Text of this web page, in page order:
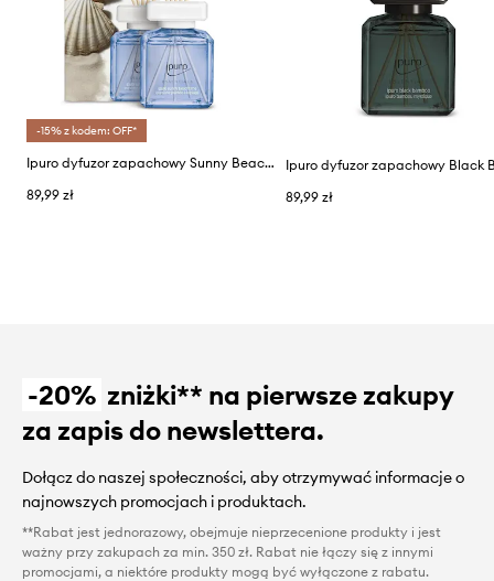
-15% z kodem: OFF*
Ipuro dyfuzor zapachowy Sunny Beachtime 200 ml
89,99 zł
89,99 zł
-20% zniżki** na pierwsze zakupy
za zapis do newslettera.
Dołącz do naszej społeczności, aby otrzymywać informacje o
najnowszych promocjach i produktach.
**Rabat jest jednorazowy, obejmuje nieprzecenione produkty i jest
ważny przy zakupach za min. 350 zł. Rabat nie łączy się z innymi
promocjami, a niektóre produkty mogą być wyłączone z rabatu.